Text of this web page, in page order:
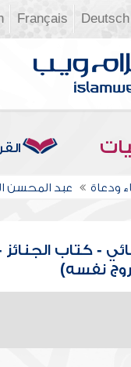
Deutsch
Français
ودعاة عبد المحسن
- كتاب
نفسه)